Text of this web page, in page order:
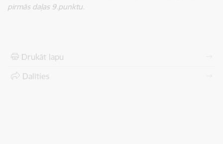
pirmās daļas 9.punktu.
Drukāt lapu
Dalīties